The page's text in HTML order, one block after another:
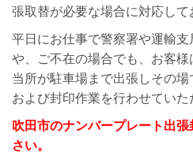
張取替が必要な場合に対応して
平日にお仕事で警察署や運輸
や、ご不在の場合でも、お客様
当所が駐車場まで出張しその
および封印作業を行わせていた
吹田市のナンバープレート出
さい。